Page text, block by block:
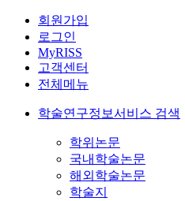
회원가입
로그인
MyRISS
고객센터
전체메뉴
학술연구정보서비스 검색
학위논문
국내학술논문
해외학술논문
학술지